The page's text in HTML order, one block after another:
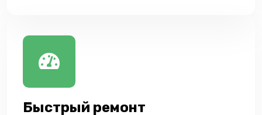
Быстрый ремонт